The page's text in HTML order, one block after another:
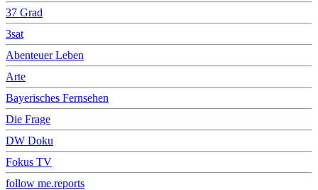
37 Grad
3sat
Abenteuer Leben
Arte
Bayerisches Fernsehen
Die Frage
DW Doku
Fokus TV
follow me.reports